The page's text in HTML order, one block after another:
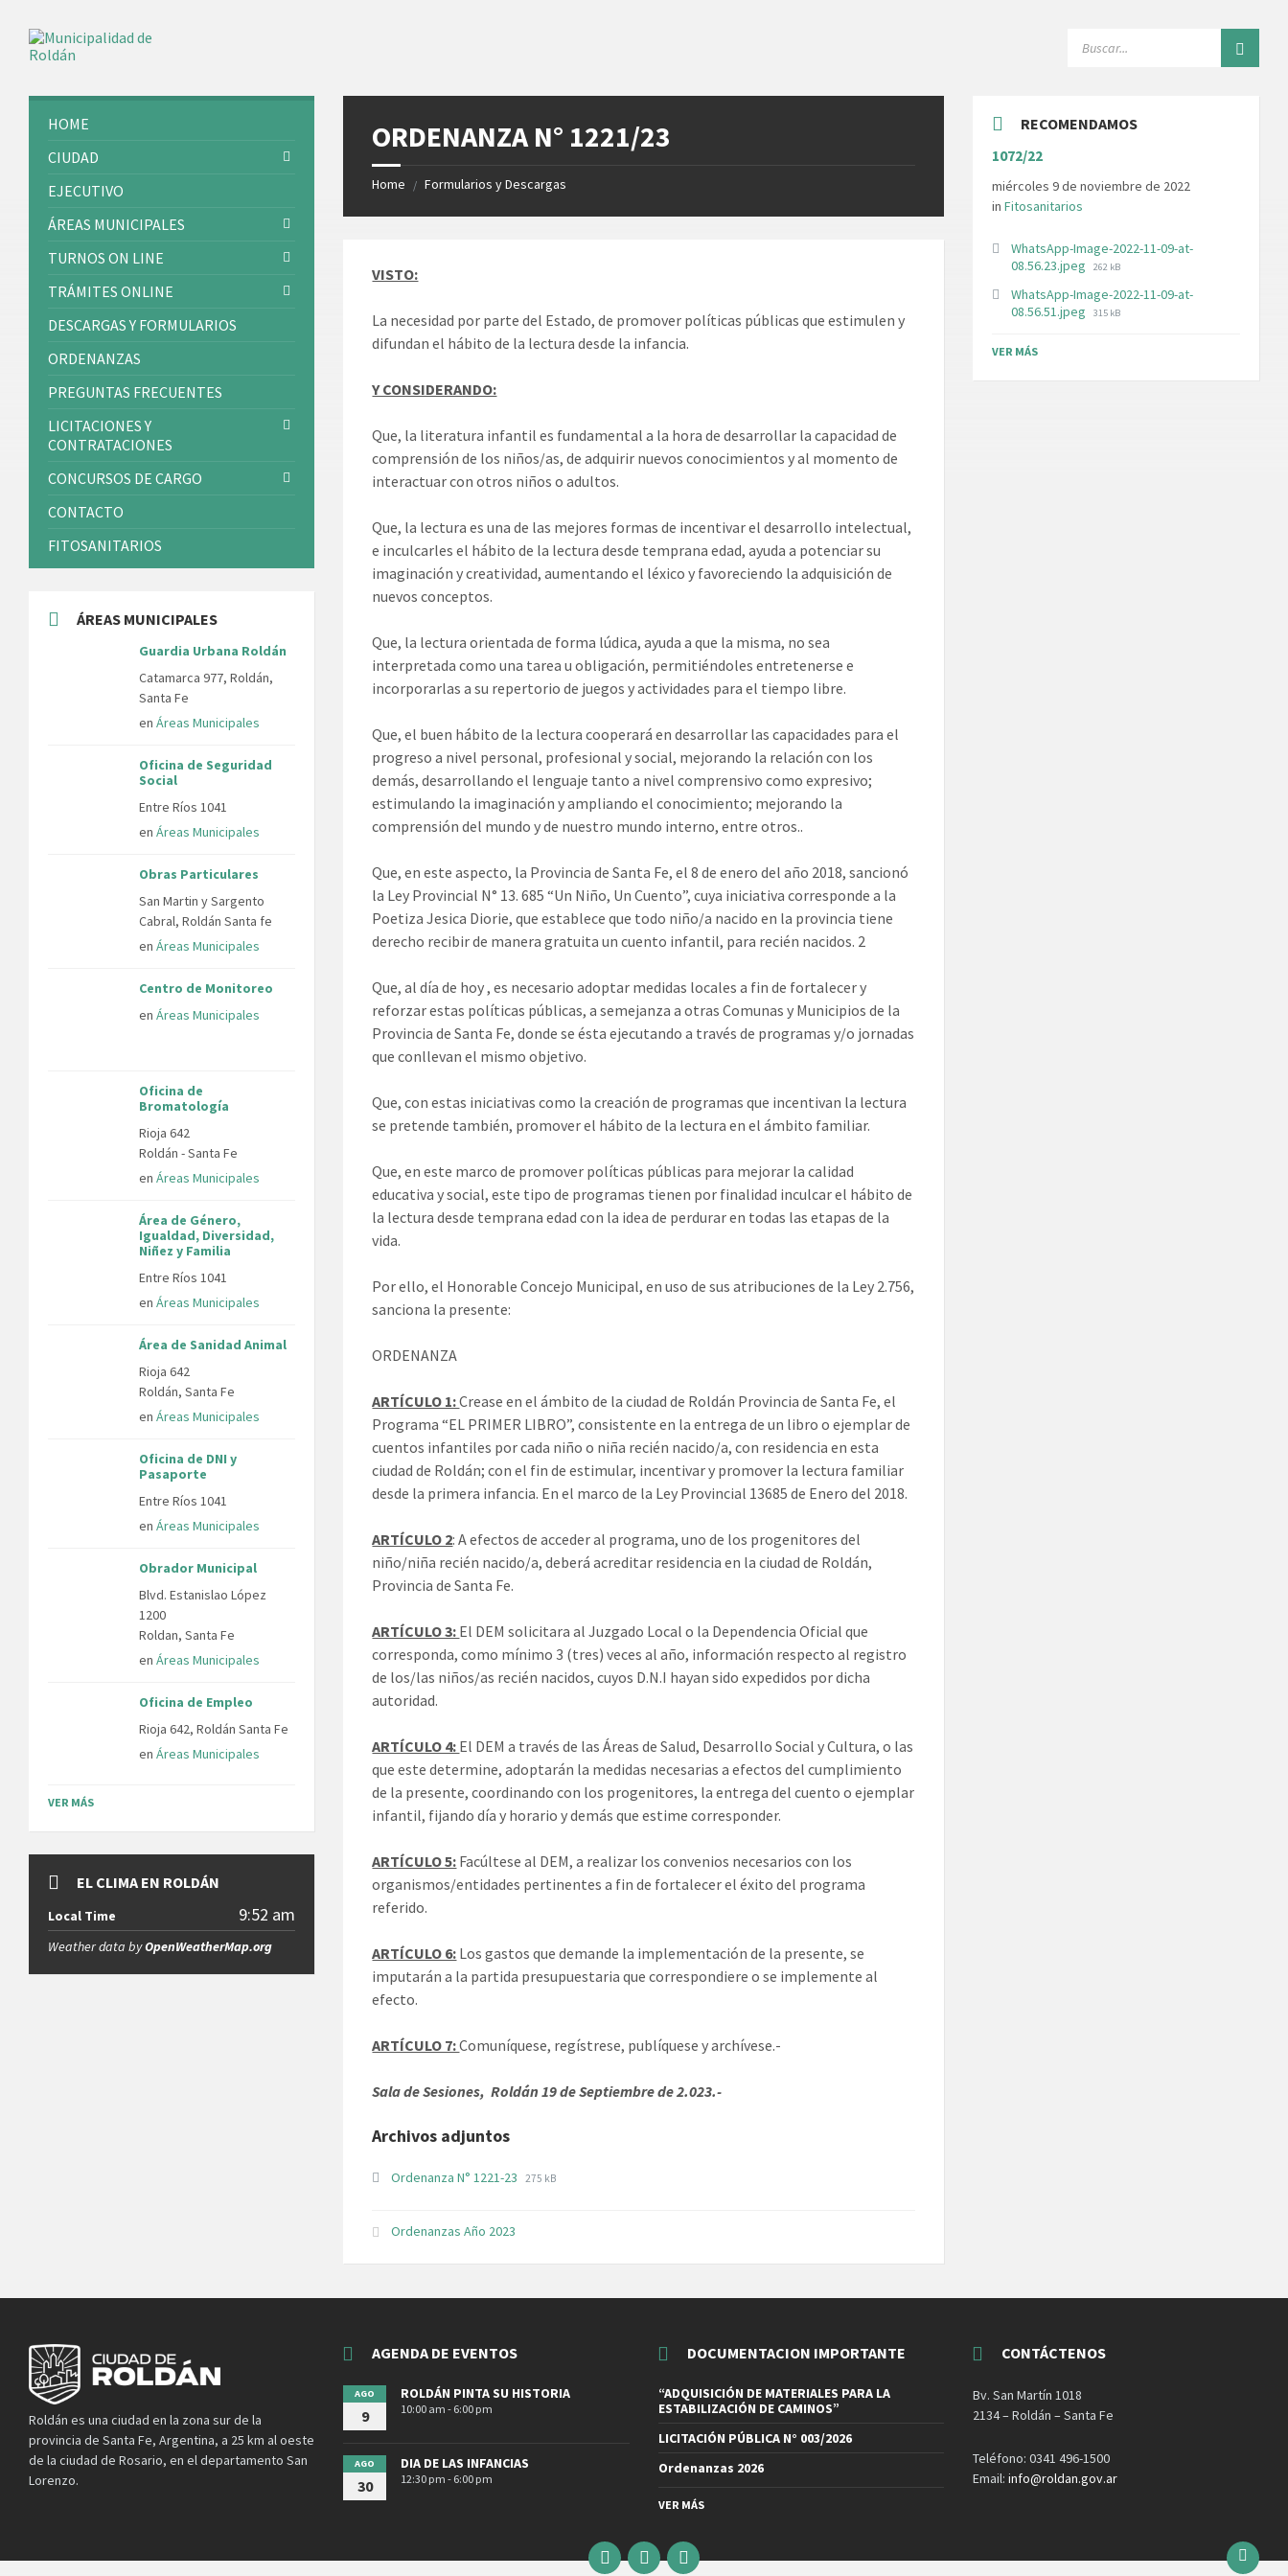
content
sidebar
right
sidebar
footer
ORDENANZA N° 1221/23
Home / Formularios y Descargas
VISTO:
La necesidad por parte del Estado, de promover políticas públicas que estimulen y
difundan el hábito de la lectura desde la infancia.
Y CONSIDERANDO:
Que, la literatura infantil es fundamental a la hora de desarrollar la capacidad de
comprensión de los niños/as, de adquirir nuevos conocimientos y al momento de
interactuar con otros niños o adultos.
Que, la lectura es una de las mejores formas de incentivar el desarrollo intelectual,
e inculcarles el hábito de la lectura desde temprana edad, ayuda a potenciar su
imaginación y creatividad, aumentando el léxico y favoreciendo la adquisición de
nuevos conceptos.
Que, la lectura orientada de forma lúdica, ayuda a que la misma, no sea
interpretada como una tarea u obligación, permitiéndoles entretenerse e
incorporarlas a su repertorio de juegos y actividades para el tiempo libre.
Que, el buen hábito de la lectura cooperará en desarrollar las capacidades para el
progreso a nivel personal, profesional y social, mejorando la relación con los
demás, desarrollando el lenguaje tanto a nivel comprensivo como expresivo;
estimulando la imaginación y ampliando el conocimiento; mejorando la
comprensión del mundo y de nuestro mundo interno, entre otros..
Que, en este aspecto, la Provincia de Santa Fe, el 8 de enero del año 2018, sancionó
la Ley Provincial N° 13. 685 “Un Niño, Un Cuento”, cuya iniciativa corresponde a la
Poetiza Jesica Diorie, que establece que todo niño/a nacido en la provincia tiene
derecho recibir de manera gratuita un cuento infantil, para recién nacidos. 2
Que, al día de hoy , es necesario adoptar medidas locales a fin de fortalecer y
reforzar estas políticas públicas, a semejanza a otras Comunas y Municipios de la
Provincia de Santa Fe, donde se ésta ejecutando a través de programas y/o jornadas
que conllevan el mismo objetivo.
Que, con estas iniciativas como la creación de programas que incentivan la lectura
se pretende también, promover el hábito de la lectura en el ámbito familiar.
Que, en este marco de promover políticas públicas para mejorar la calidad
educativa y social, este tipo de programas tienen por finalidad inculcar el hábito de
la lectura desde temprana edad con la idea de perdurar en todas las etapas de la
vida.
Por ello, el Honorable Concejo Municipal, en uso de sus atribuciones de la Ley 2.756,
sanciona la presente:
ORDENANZA
ARTÍCULO 1:Crease en el ámbito de la ciudad de Roldán Provincia de Santa Fe, el
Programa “EL PRIMER LIBRO”, consistente en la entrega de un libro o ejemplar de
cuentos infantiles por cada niño o niña recién nacido/a, con residencia en esta
ciudad de Roldán; con el fin de estimular, incentivar y promover la lectura familiar
desde la primera infancia. En el marco de la Ley Provincial 13685 de Enero del 2018.
ARTÍCULO 2: A efectos de acceder al programa, uno de los progenitores del
niño/niña recién nacido/a, deberá acreditar residencia en la ciudad de Roldán,
Provincia de Santa Fe.
ARTÍCULO 3: El DEM solicitara al Juzgado Local o la Dependencia Oficial que
corresponda, como mínimo 3 (tres) veces al año, información respecto al registro
de los/las niños/as recién nacidos, cuyos D.N.I hayan sido expedidos por dicha
autoridad.
ARTÍCULO 4: El DEM a través de las Áreas de Salud, Desarrollo Social y Cultura, o las
que este determine, adoptarán la medidas necesarias a efectos del cumplimiento
de la presente, coordinando con los progenitores, la entrega del cuento o ejemplar
infantil, fijando día y horario y demás que estime corresponder.
ARTÍCULO 5: Facúltese al DEM, a realizar los convenios necesarios con los
organismos/entidades pertinentes a fin de fortalecer el éxito del programa
referido.
ARTÍCULO 6: Los gastos que demande la implementación de la presente, se
imputarán a la partida presupuestaria que correspondiere o se implemente al
efecto.
ARTÍCULO 7:Comuníquese, regístrese, publíquese y archívese.-
Sala de Sesiones, Roldán 19 de Septiembre de 2.023.-
Archivos adjuntos
Ordenanza N° 1221-23 File
File
275 kB
Ordenanzas Año 2023
HOME
CIUDAD
EJECUTIVO
ÁREAS MUNICIPALES
TURNOS ON LINE
TRÁMITES ONLINE
DESCARGAS Y FORMULARIOS
ORDENANZAS
PREGUNTAS FRECUENTES
LICITACIONES Y
CONTRATACIONES
CONCURSOS DE CARGO
CONTACTO
FITOSANITARIOS
ÁREAS MUNICIPALES
Guardia Urbana Roldán
Catamarca 977, Roldán,
Santa Fe
en Áreas Municipales
Oficina de Seguridad
Social
Entre Ríos 1041
en Áreas Municipales
Obras Particulares
San Martin y Sargento
Cabral, Roldán Santa fe
en Áreas Municipales
Centro de Monitoreo
en Áreas Municipales
Oficina de
Bromatología
Rioja 642
Roldán - Santa Fe
en Áreas Municipales
Área de Género,
Igualdad, Diversidad,
Niñez y Familia
Entre Ríos 1041
en Áreas Municipales
Área de Sanidad Animal
Rioja 642
Roldán, Santa Fe
en Áreas Municipales
Oficina de DNI y
Pasaporte
Entre Ríos 1041
en Áreas Municipales
Obrador Municipal
Blvd. Estanislao López
1200
Roldan, Santa Fe
en Áreas Municipales
Oficina de Empleo
Rioja 642, Roldán Santa Fe
en Áreas Municipales
VER MÁS
EL CLIMA EN ROLDÁN
Local Time 9:52 am
Weather data byOpenWeatherMap.org
RECOMENDAMOS
1072/22
miércoles 9 de noviembre de 2022
inFitosanitarios
WhatsApp-Image-2022-11-09-at-
08.56.23.jpeg File
262 kB
WhatsApp-Image-2022-11-09-at-
08.56.51.jpeg File
315 kB
VER MÁS
Roldán es una ciudad en la zona sur de la
provincia de Santa Fe, Argentina, a 25 km al oeste
de la ciudad de Rosario, en el departamento San
Lorenzo.
AGENDA DE EVENTOS
AGO
9
ROLDÁN PINTA SU HISTORIA
10:00 am - 6:00 pm
AGO
30
DIA DE LAS INFANCIAS
12:30 pm - 6:00 pm
DOCUMENTACION IMPORTANTE
“ADQUISICIÓN DE MATERIALES PARA LA
ESTABILIZACIÓN DE CAMINOS”
LICITACIÓN PÚBLICA N° 003/2026
Ordenanzas 2026
VER MÁS
CONTÁCTENOS
Bv. San Martín 1018
2134 – Roldán – Santa Fe
Teléfono: 0341 496-1500
Email: info@roldan.gov.ar
EmailFacebookInstagram